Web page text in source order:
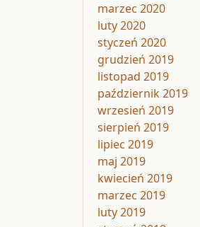
marzec 2020
luty 2020
styczeń 2020
grudzień 2019
listopad 2019
październik 2019
wrzesień 2019
sierpień 2019
lipiec 2019
maj 2019
kwiecień 2019
marzec 2019
luty 2019